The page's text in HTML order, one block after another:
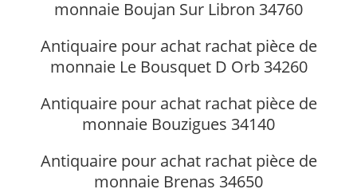
monnaie Boujan Sur Libron 34760
Antiquaire pour achat rachat pièce de
monnaie Le Bousquet D Orb 34260
Antiquaire pour achat rachat pièce de
monnaie Bouzigues 34140
Antiquaire pour achat rachat pièce de
monnaie Brenas 34650